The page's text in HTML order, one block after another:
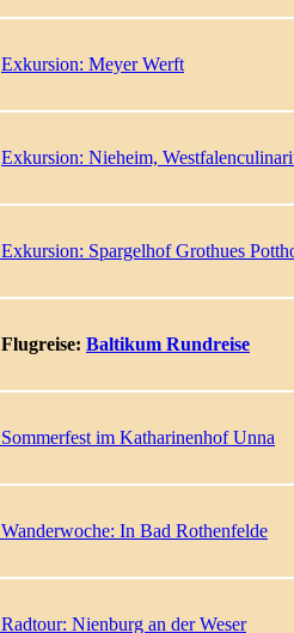
Exkursion: Meyer Werft
Exkursion: Nieheim,
Exkursion: Spargelhof Grothues
Flugreise: Baltikum Rundreise
Sommerfest im Katharinenhof Unna
Wanderwoche: In Bad Rothenfelde
Radtour: Nienburg an der Weser